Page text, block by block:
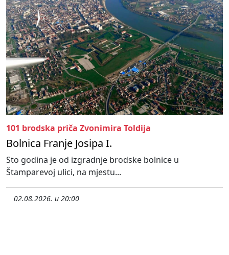
101 brodska priča Zvonimira Toldija
Bolnica Franje Josipa I.
Sto godina je od izgradnje brodske bolnice u
Štamparevoj ulici, na mjestu...
02.08.2026. u 20:00